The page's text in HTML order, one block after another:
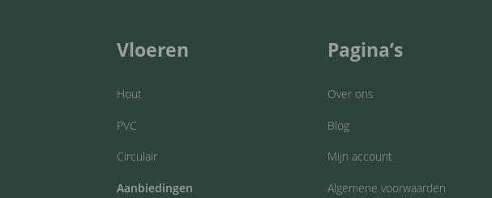
Vloeren
Hout
PVC
Circulair
Aanbiedingen
Pagina’s
Over ons
Blog
Mijn account
Algemene voorwaarden